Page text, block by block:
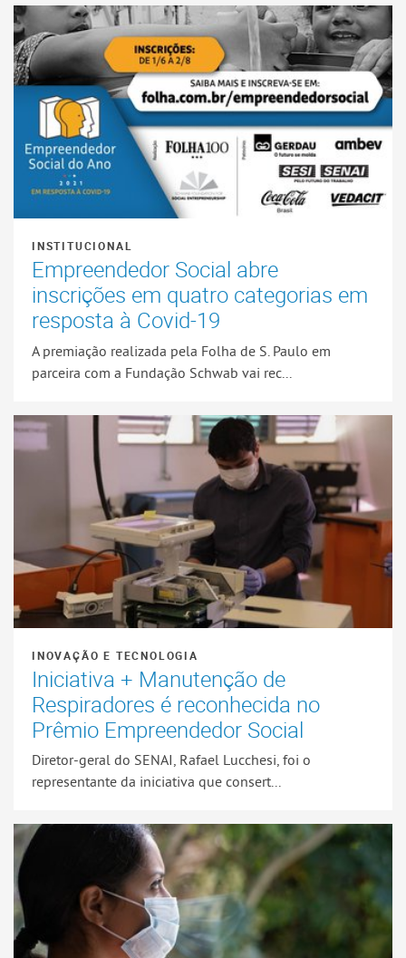
INSTITUCIONAL
Empreendedor Social abre
inscrições em quatro categorias em
resposta à Covid-19
A premiação realizada pela Folha de S. Paulo em
parceira com a Fundação Schwab vai rec...
INOVAÇÃO E TECNOLOGIA
Iniciativa + Manutenção de
Respiradores é reconhecida no
Prêmio Empreendedor Social
Diretor-geral do SENAI, Rafael Lucchesi, foi o
representante da iniciativa que consert...